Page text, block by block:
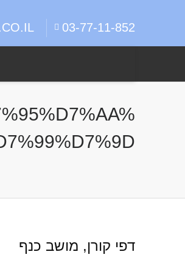
03-77-11-852
דפי קורן, מושב כנף